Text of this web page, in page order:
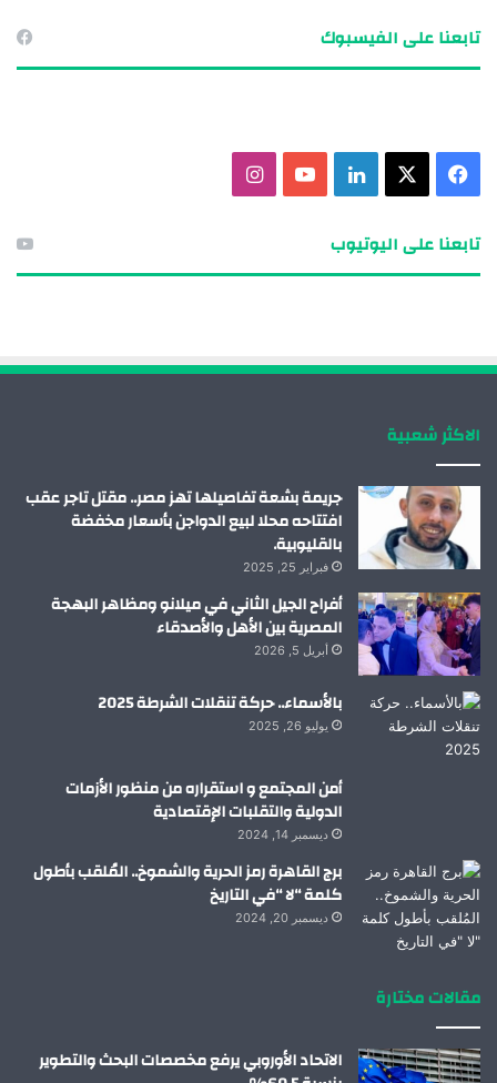
تابعنا على الفيسبوك
م
تابعنا على اليوتيوب
الاكثر شعبية
جريمة بشعة تفاصيلها تهز مصر.. مقتل تاجر عقب
افتتاحه محلا لبيع الدواجن بأسعار مخفضة
بالقليوبية.
فبراير 25, 2025
أفراح الجيل الثاني في ميلانو ومظاهر البهجة
المصرية بين الأهل والأصدقاء
أبريل 5, 2026
بالأسماء.. حركة تنقلات الشرطة 2025
يوليو 26, 2025
أمن المجتمع و استقراره من منظور الأزمات
الدولية والتقلبات الإقتصادية
ديسمبر 14, 2024
برج القاهرة رمز الحرية والشموخ.. المُلقب بأطول
كلمة “لا “في التاريخ
ديسمبر 20, 2024
مقالات مختارة
الاتحاد الأوروبي يرفع مخصصات البحث والتطوير